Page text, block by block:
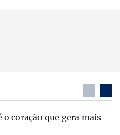
coração que gera mais